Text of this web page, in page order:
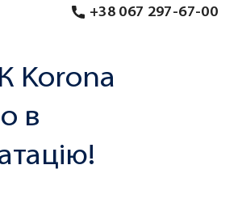
+38 067 297-67-00
Korona
в